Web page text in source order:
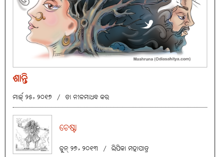
ଶାନ୍ତି
ମାର୍ଚ୍ଚ୍ ୨୫, ୨୦୧୭ / ଡା ନୀଳମାଧବ କର
ଚେଷ୍ଟା
ଜୁନ୍ ୨୭, ୨୦୧୩ / ଲିପିକା ମହାପାତ୍ର